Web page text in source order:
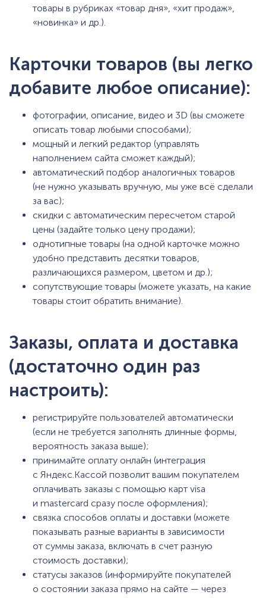
товары в рубриках «товар дня», «хит продаж»,
«новинка» и др.).
Карточки товаров (вы легко
добавите любое описание):
фотографии, описание, видео и 3D (вы сможете
описать товар любыми способами);
мощный и легкий редактор (управлять
наполнением сайта сможет каждый);
автоматический подбор аналогичных товаров
(не нужно указывать вручную, мы уже всё сделали
за вас);
скидки с автоматическим пересчетом старой
цены (задайте только цену продажи);
однотипные товары (на одной карточке можно
удобно представить десятки товаров,
различающихся размером, цветом и др.);
сопутствующие товары (можете указать, на какие
товары стоит обратить внимание).
Заказы, оплата и доставка
(достаточно один раз
настроить):
регистрируйте пользователей автоматически
(если не требуется заполнять длинные формы,
вероятность заказа выше);
принимайте оплату онлайн (интеграция
с Яндекс.Кассой позволит вашим покупателем
оплачивать заказы с помощью карт visa
и mastercard сразу после оформления);
связка способов оплаты и доставки (можете
показывать разные варианты в зависимости
от суммы заказа, включать в счет разную
стоимость доставки);
статусы заказов (информируйте покупателей
о состоянии заказа прямо на сайте — через